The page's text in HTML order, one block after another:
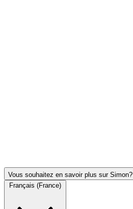
Vous souhaitez en savoir plus sur Simon?